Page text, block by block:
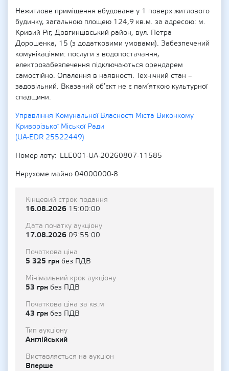
Нежитлове приміщення вбудоване у 1 поверх житлового
будинку, загальною площею 124,9 кв.м. за адресою: м.
Кривий Ріг, Довгинцівський район, вул. Петра
Дорошенка, 15 (з додатковими умовами). Забезпечений
комунікаціями: послуги з водопостачання,
електрозабезпечення підключаються орендарем
самостійно. Опалення в наявності. Технічний стан –
задовільний. Вказаний об’єкт не є пам’яткою культурної
спадщини.
Управління Комунальної Власності Міста Виконкому
Криворізької Міської Ради
(UA-EDR 25522449)
Номер лоту
LLE001-UA-20260807-11585
Нерухоме майно 04000000-8
Кінцевий строк подання
16.08.2026 15:00:00
Дата початку аукціону
17.08.2026 09:55:00
Початкова ціна
5 325 грн без ПДВ
Мінімальний крок аукціону
53 грн без ПДВ
Початкова ціна за кв.м
43 грн без ПДВ
Тип аукціону
Англійський
Виставляється на аукціон
Вперше